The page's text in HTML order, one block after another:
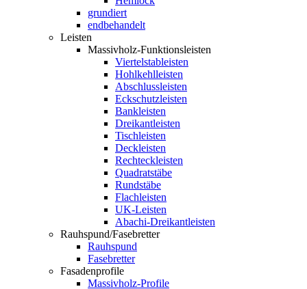
grundiert
endbehandelt
Leisten
Massivholz-Funktionsleisten
Viertelstableisten
Hohlkehlleisten
Abschlussleisten
Eckschutzleisten
Bankleisten
Dreikantleisten
Tischleisten
Deckleisten
Rechteckleisten
Quadratstäbe
Rundstäbe
Flachleisten
UK-Leisten
Abachi-Dreikantleisten
Rauhspund/Fasebretter
Rauhspund
Fasebretter
Fasadenprofile
Massivholz-Profile